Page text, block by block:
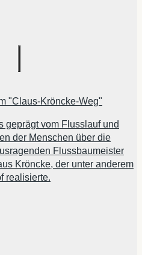
"Claus-Kröncke-Weg"
geprägt vom Flusslauf und
der Menschen über die
Flussbaumeister
Kröncke, der unter anderem
realisierte.